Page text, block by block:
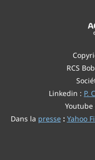
RCS
Linkedin : P.
Youtube
Dans la presse: Yahoo